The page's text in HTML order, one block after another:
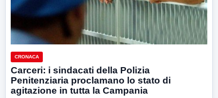
CRONACA
Carceri: i sindacati della Polizia
Penitenziaria proclamano lo stato di
agitazione in tutta la Campania